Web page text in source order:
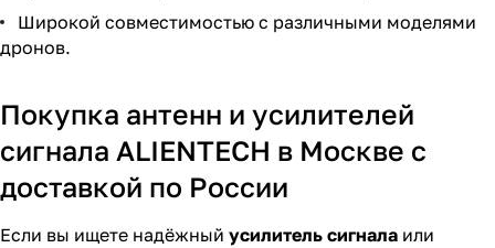
Широкой совместимостью с различными моделями
дронов.
Покупка антенн и усилителей
сигнала ALIENTECH в Москве с
доставкой по России
Если вы ищете надёжный усилитель сигнала или